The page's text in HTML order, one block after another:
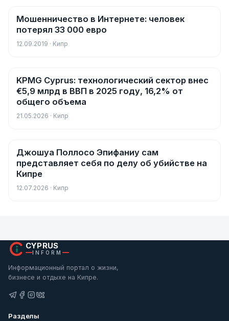
Новости
Мошенничество в Интернете: человек
потерял 33 000 евро
12.09.2019 · Кипр
Новости
KPMG Cyprus: технологический сектор внес
€5,9 млрд в ВВП в 2025 году, 16,2% от
общего объема
21.05.2026 · Кипр
Новости
Джошуа Поллосо Эпифаниу сам
представляет себя по делу об убийстве на
Кипре
12.07.2026 · Кипр
CYPRUS
INFORM
Информационный портал о жизни,
бизнесе и отдыхе на Кипре.
Разделы